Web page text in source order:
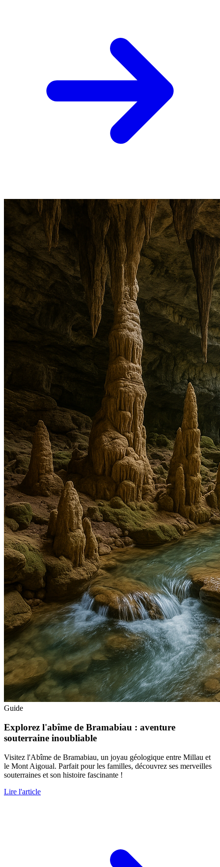
Guide
Explorez l'abîme de Bramabiau : aventure
souterraine inoubliable
Visitez l'Abîme de Bramabiau, un joyau géologique entre Millau et
le Mont Aigoual. Parfait pour les familles, découvrez ses merveilles
souterraines et son histoire fascinante !
Lire l'article